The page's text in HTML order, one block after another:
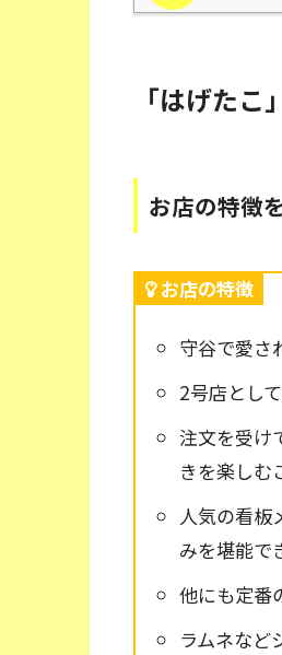
「はげたこ
お店の特徴
お店の特徴
守谷で愛さ
2号店とし
注文を受け
きを楽しむ
人気の看板
みを堪能で
他にも定番
ラムネなど